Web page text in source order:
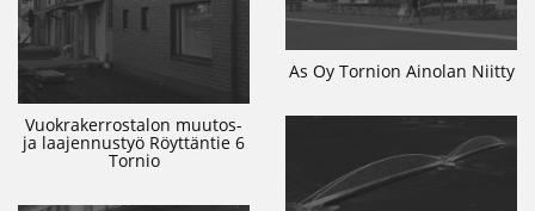
Vuokrakerrostalon muutos-
ja laajennustyö Röyttäntie 6
Tornio
As Oy Tornion Ainolan Niitty